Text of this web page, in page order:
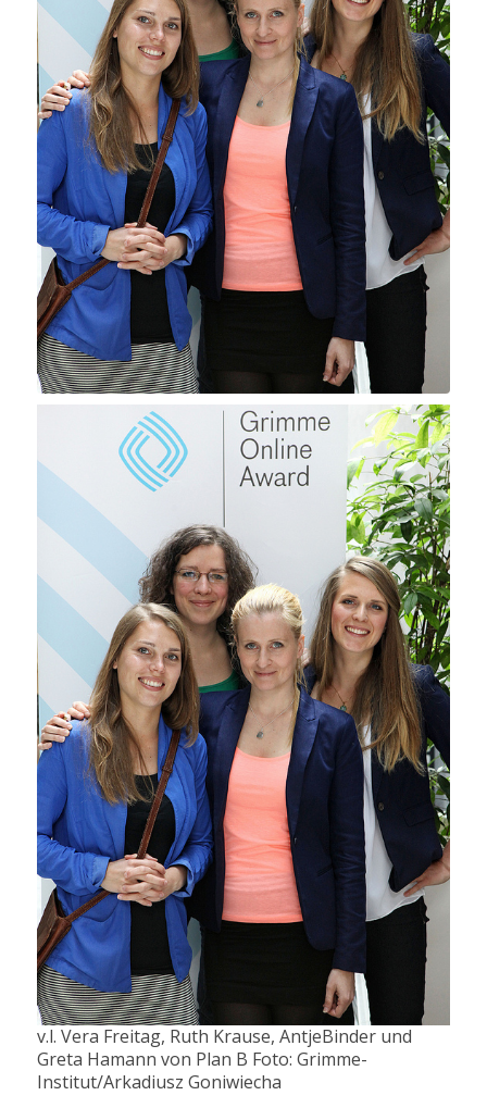
v.l. Vera Freitag, Ruth Krause, AntjeBinder und
Greta Hamann von Plan B Foto: Grimme-
Institut/Arkadiusz Goniwiecha